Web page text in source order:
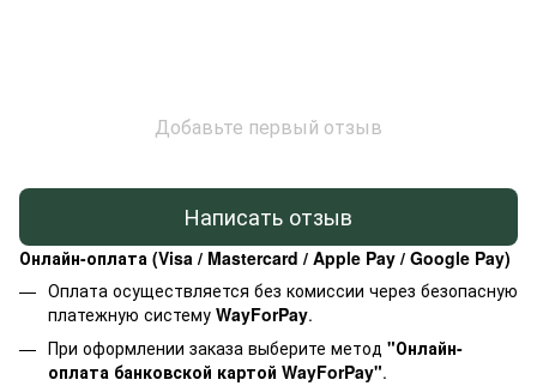
Добавьте первый отзыв
Написать отзыв
Онлайн-оплата (Visa / Mastercard / Apple Pay / Google Pay)
Оплата осуществляется без комиссии через безопасную
платежную систему WayForPay.
При оформлении заказа выберите метод "Онлайн-
оплата банковской картой WayForPay".